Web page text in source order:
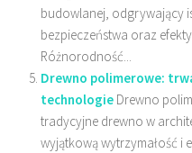
budowlanej, odgrywający
bezpieczeństwa oraz
Różnorodność...
Drewno polimerowe:
technologie Drewno
tradycyjne drewno w
wyjątkową wytrzymałość i